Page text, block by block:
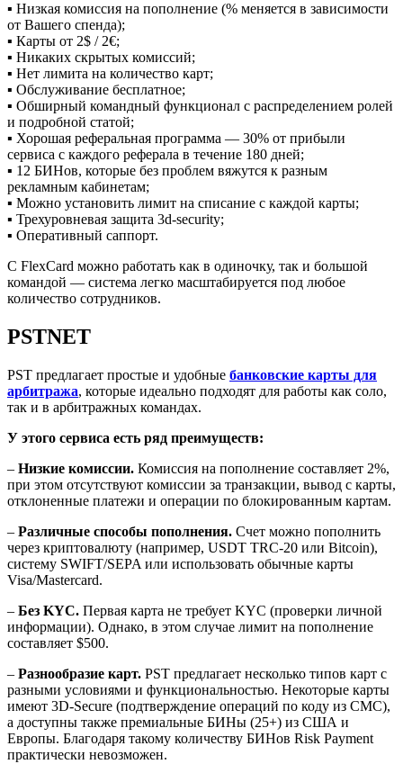
▪️ Низкая комиссия на пополнение (% меняется в зависимости
от Вашего спенда);
▪️ Карты от 2$ / 2€;
▪️ Никаких скрытых комиссий;
▪️ Нет лимита на количество карт;
▪️ Обслуживание бесплатное;
▪️ Обширный командный функционал с распределением ролей
и подробной статой;
▪️ Хорошая реферальная программа — 30% от прибыли
сервиса с каждого реферала в течение 180 дней;
▪️ 12 БИНов, которые без проблем вяжутся к разным
рекламным кабинетам;
▪️ Можно установить лимит на списание с каждой карты;
▪️ Трехуровневая защита 3d-security;
▪️ Оперативный саппорт.
C FlexCard можно работать как в одиночку, так и большой
командой — система легко масштабируется под любое
количество сотрудников.
PSTNET
PST предлагает простые и удобные банковские карты для
арбитража, которые идеально подходят для работы как соло,
так и в арбитражных командах.
У этого сервиса есть ряд преимуществ:
– Низкие комиссии. Комиссия на пополнение составляет 2%,
при этом отсутствуют комиссии за транзакции, вывод с карты,
отклоненные платежи и операции по блокированным картам.
– Различные способы пополнения. Счет можно пополнить
через криптовалюту (например, USDT TRC-20 или Bitcoin),
систему SWIFT/SEPA или использовать обычные карты
Visa/Mastercard.
– Без KYC. Первая карта не требует KYC (проверки личной
информации). Однако, в этом случае лимит на пополнение
составляет $500.
– Разнообразие карт. PST предлагает несколько типов карт с
разными условиями и функциональностью. Некоторые карты
имеют 3D-Secure (подтверждение операций по коду из СМС),
а доступны также премиальные БИНы (25+) из США и
Европы. Благодаря такому количеству БИНов Risk Payment
практически невозможен.